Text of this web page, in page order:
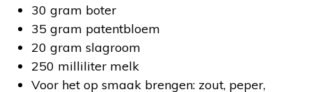
30 gram boter
35 gram patentbloem
20 gram slagroom
250 milliliter melk
Voor het op smaak brengen: zout, peper,